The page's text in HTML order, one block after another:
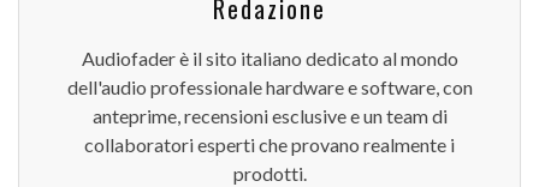
Redazione
Audiofader è il sito italiano dedicato al mondo
dell'audio professionale hardware e software, con
anteprime, recensioni esclusive e un team di
collaboratori esperti che provano realmente i
prodotti.